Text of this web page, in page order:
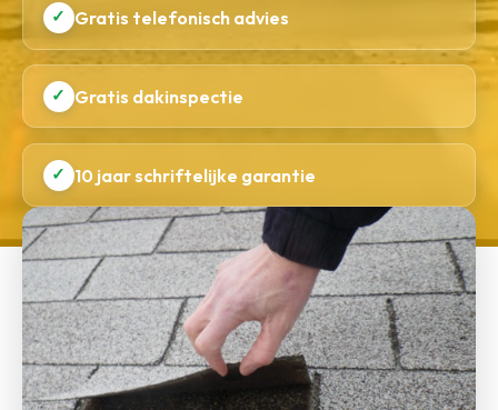
✓ Gratis telefonisch advies
✓ Gratis dakinspectie
✓ 10 jaar schriftelijke garantie